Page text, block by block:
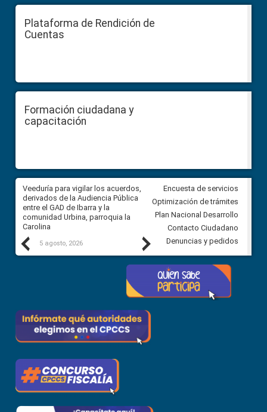
Plataforma de Rendición de
Cuentas
Formación ciudadana y
capacitación
Previous
Veeduría para vigilar los acuerdos,
derivados de la Audiencia Pública
entre el GAD de Ibarra y la
comunidad Urbina, parroquia la
Carolina
5 agosto, 2026
CPCCS convoca a Veeduría
Ciudadana para vigilar el
5 agosto, 2026
Next
Encuesta de servicios
Optimización de trámites
Plan Nacional Desarrollo
Contacto Ciudadano
Denuncias y pedidos